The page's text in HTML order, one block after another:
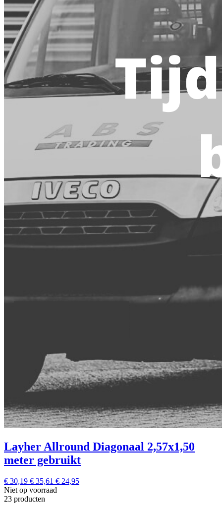
Layher Allround Diagonaal 2,57x1,50
meter gebruikt
€ 30,19 € 35,61 € 24,95
Niet op voorraad
23 producten